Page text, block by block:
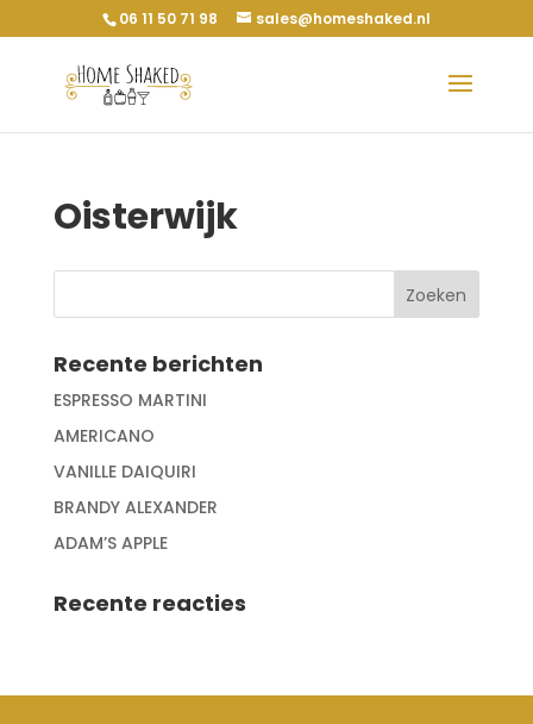
06 11 50 71 98 sales@homeshaked.nl
Oisterwijk
Recente berichten
ESPRESSO MARTINI
AMERICANO
VANILLE DAIQUIRI
BRANDY ALEXANDER
ADAM’S APPLE
Recente reacties